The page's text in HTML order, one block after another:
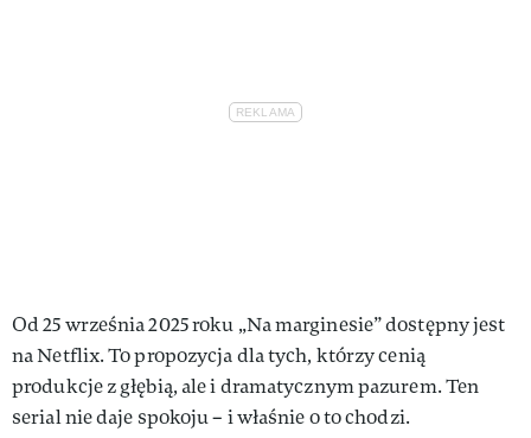
Od 25 września 2025 roku „Na marginesie” dostępny jest
na Netflix. To propozycja dla tych, którzy cenią
produkcje z głębią, ale i dramatycznym pazurem. Ten
serial nie daje spokoju – i właśnie o to chodzi.